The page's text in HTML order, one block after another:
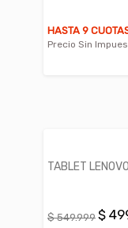
HASTA 9
Precio Sin
TABLET
$ 549.999 $